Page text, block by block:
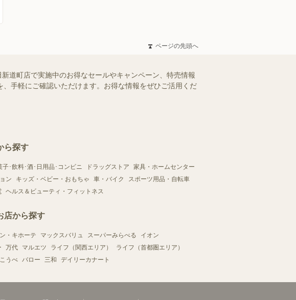
ページの先頭へ
道町店で実施中のお得なセールやキャンペーン、特売情報
手軽にご確認いただけます。お得な情報をぜひご活用くだ
ら探す
子･飲料･酒･日用品･コンビニ ドラッグストア
家具・ホームセンター
ン キッズ・ベビー・おもちゃ 車・バイク
スポーツ用品・自転車
ヘルス＆ビューティ・フィットネス
店から探す
ン・キホーテ マックスバリュ スーパーみらべる
イオン
万代 マルエツ ライフ（関西エリア）
ライフ（首都圏エリア）
うべ バロー 三和 デイリーカナート